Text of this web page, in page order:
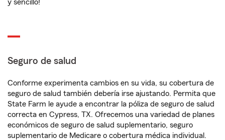
y sencillo!
Seguro de salud
Conforme experimenta cambios en su vida, su cobertura de
seguro de salud también debería irse ajustando. Permita que
State Farm le ayude a encontrar la póliza de seguro de salud
correcta en Cypress, TX. Ofrecemos una variedad de planes
económicos de seguro de salud suplementario, seguro
suplementario de Medicare o cobertura médica individual.